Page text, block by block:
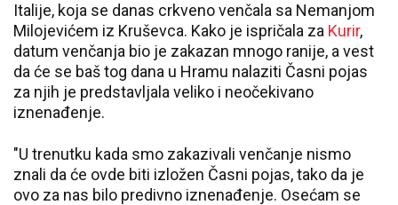
Italije, koja se danas crkveno venčala sa Nemanjom
Milojevićem iz Kruševca. Kako je ispričala za Kurir,
datum venčanja bio je zakazan mnogo ranije, a vest
da će se baš tog dana u Hramu nalaziti Časni pojas
za njih je predstavljala veliko i neočekivano
iznenađenje.
"U trenutku kada smo zakazivali venčanje nismo
znali da će ovde biti izložen Časni pojas, tako da je
ovo za nas bilo predivno iznenađenje. Osećam se